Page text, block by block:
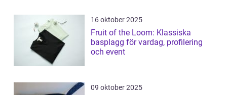
16 oktober 2025
Fruit of the Loom: Klassiska
basplagg för vardag, profilering
och event
09 oktober 2025